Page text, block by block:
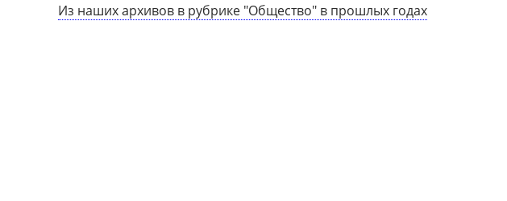
Из наших архивов в рубрике "Общество" в прошлых годах